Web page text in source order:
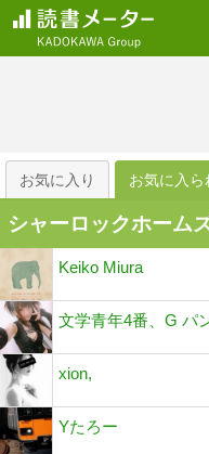
お気に入り お気に入ら
シャーロックホーム
Keiko Miura
文学青年4番、G パ
xion,
Yたろー